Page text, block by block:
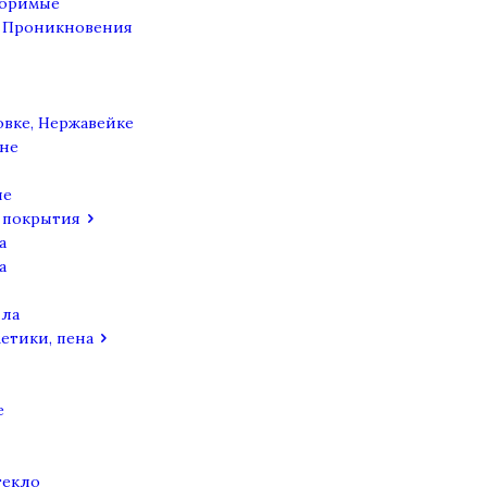
Проникновения
Нержавейке
пена